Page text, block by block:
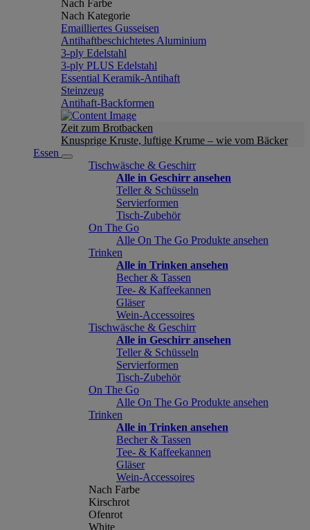
Nach Farbe
Nach Kategorie
Emailliertes Gusseisen
Antihaftbeschichtetes Aluminium
3-ply Edelstahl
3-ply PLUS Edelstahl
Essential Keramik-Antihaft
Steinzeug
Antihaft-Backformen
Zeit zum Brotbacken
Knusprige Kruste, luftige Krume – wie vom Bäcker
Essen
Tischwäsche & Geschirr
Alle in Geschirr ansehen
Teller & Schüsseln
Servierformen
Tisch-Zubehör
On The Go
Alle On The Go Produkte ansehen
Trinken
Alle in Trinken ansehen
Becher & Tassen
Tee- & Kaffeekannen
Gläser
Wein-Accessoires
Tischwäsche & Geschirr
Alle in Geschirr ansehen
Teller & Schüsseln
Servierformen
Tisch-Zubehör
On The Go
Alle On The Go Produkte ansehen
Trinken
Alle in Trinken ansehen
Becher & Tassen
Tee- & Kaffeekannen
Gläser
Wein-Accessoires
Nach Farbe
Kirschrot
Ofenrot
White